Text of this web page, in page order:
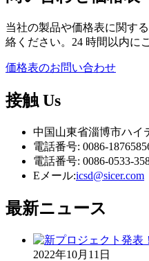
当社の製品や価格表に関す
絡ください。24 時間以内に
価格表のお問い合わせ
接触 Us
中国山東省淄博市ハイ
電話番号: 0086-
電話番号: 0086-0533-
Eメール:icsd@sicer.com
最新ニュース
2022年10月11日